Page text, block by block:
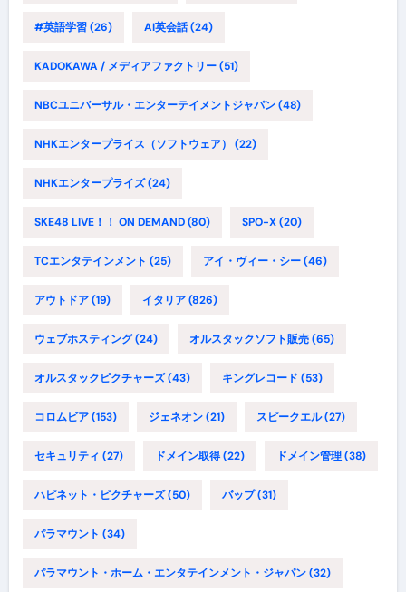
#英語学習(26) AI英会話(24)
KADOKAWA / メディアファクトリー(51)
NBCユニバーサル・エンターテイメントジャパン(48)
NHKエンタープライス（ソフトウェア） (22)
NHKエンタープライズ(24)
SKE48 LIVE！！ ON DEMAND(80) SPO-X(20)
TCエンタテインメント (25) アイ・ヴィー・シー(46)
アウトドア(19) イタリア(826)
ウェブホスティング(24) オルスタックソフト販売(65)
オルスタックピクチャーズ(43) キングレコード (53)
コロムビア(153) ジェネオン(21) スピークエル(27)
セキュリティ (27) ドメイン取得(22) ドメイン管理(38)
ハピネット・ピクチャーズ(50) バップ(31)
パラマウント (34)
パラマウント・ホーム・エンタテインメント・ジャパン(32)